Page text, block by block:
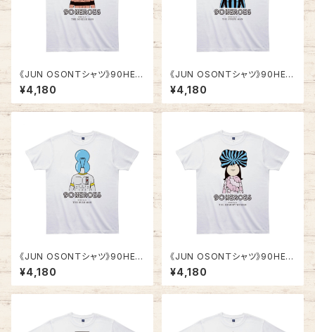
《JUN OSONＴシャツ》90HER
OES TJC001／ 【横縞マ
ン】
¥4,180
《JUN OSONＴシャツ》90HER
OES TJC002／ 【縦縞マ
ン】
¥4,180
《JUN OSONＴシャツ》90HER
OES TJC003／ 【電球マ
ン】
¥4,180
《JUN OSONＴシャツ》90HER
OES TJC004／ 【記憶ウー
マン】
¥4,180